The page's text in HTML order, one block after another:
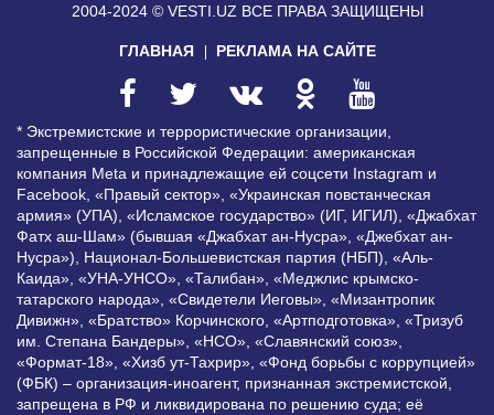
2004-2024 © VESTI.UZ ВСЕ ПРАВА ЗАЩИЩЕНЫ
ГЛАВНАЯ РЕКЛАМА НА САЙТЕ
* Экстремистские и террористические организации,
запрещенные в Российской Федерации: американская
компания Meta и принадлежащие ей соцсети Instagram и
Facebook, «Правый сектор», «Украинская повстанческая
армия» (УПА), «Исламское государство» (ИГ, ИГИЛ), «Джабхат
Фатх аш-Шам» (бывшая «Джабхат ан-Нусра», «Джебхат ан-
Нусра»), Национал-Большевистская партия (НБП), «Аль-
Каида», «УНА-УНСО», «Талибан», «Меджлис крымско-
татарского народа», «Свидетели Иеговы», «Мизантропик
Дивижн», «Братство» Корчинского, «Артподготовка», «Тризуб
им. Степана Бандеры», «НСО», «Славянский союз»,
«Формат-18», «Хизб ут-Тахрир», «Фонд борьбы с коррупцией»
(ФБК) – организация-иноагент, признанная экстремистской,
запрещена в РФ и ликвидирована по решению суда; её